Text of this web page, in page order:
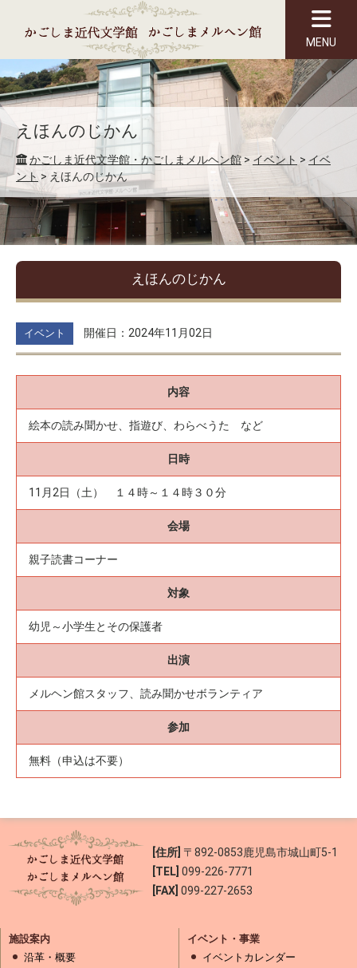
MENU
えほんのじかん
かごしま近代文学館・かごしまメルヘン館 > イベント > イベ
ント > えほんのじかん
えほんのじかん
イベント 開催日：2024年11月02日
内容
絵本の読み聞かせ、指遊び、わらべうた など
日時
11月2日（土） １４時～１４時３０分
会場
親子読書コーナー
対象
幼児～小学生とその保護者
出演
メルヘン館スタッフ、読み聞かせボランティア
参加
無料（申込は不要）
[住所] 〒892-0853鹿児島市城山町5-1
[TEL] 099-226-7771
[FAX] 099-227-2653
施設案内
沿革・概要
イベント・事業
イベントカレンダー